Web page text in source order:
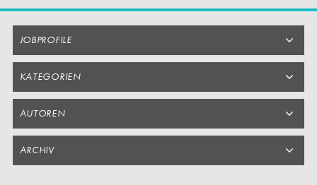
JOBPROFILE
KATEGORIEN
AUTOREN
ARCHIV